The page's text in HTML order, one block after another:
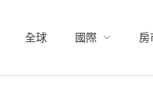
全球 國際 房